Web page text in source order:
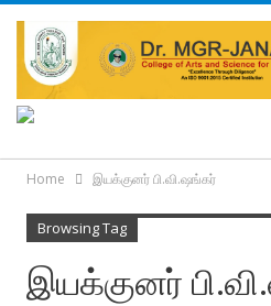
Home இயக்குனர் பி.வி.ஷங்கர்
Browsing Tag
இயக்குனர்